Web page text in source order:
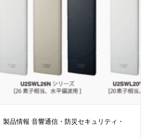
製品情報 音響通信・防災セキュリティ・